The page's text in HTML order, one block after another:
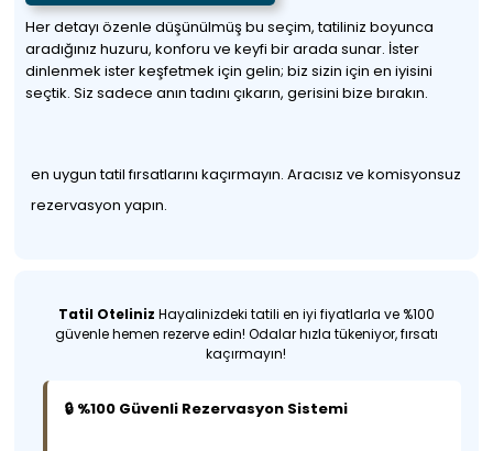
Her detayı özenle düşünülmüş bu seçim, tatiliniz boyunca
aradığınız huzuru, konforu ve keyfi bir arada sunar. İster
dinlenmek ister keşfetmek için gelin; biz sizin için en iyisini
seçtik. Siz sadece anın tadını çıkarın, gerisini bize bırakın.
en uygun tatil fırsatlarını kaçırmayın. Aracısız ve komisyonsuz
rezervasyon yapın.
Tatil Oteliniz Hayalinizdeki tatili en iyi fiyatlarla ve %100
güvenle hemen rezerve edin! Odalar hızla tükeniyor, fırsatı
kaçırmayın!
🔒 %100 Güvenli Rezervasyon Sistemi